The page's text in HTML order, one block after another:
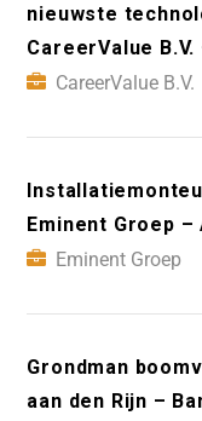
nieuwste
CareerValue
CareerValue B.V.
Eminent Groep –
Eminent Groep
Grondman
aan den Rijn –